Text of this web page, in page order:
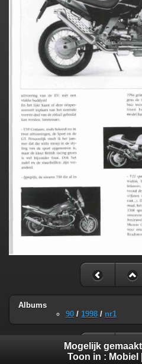
Albums
90 / 1998 / nr1
Mogelijk
Toon in : Mobiel